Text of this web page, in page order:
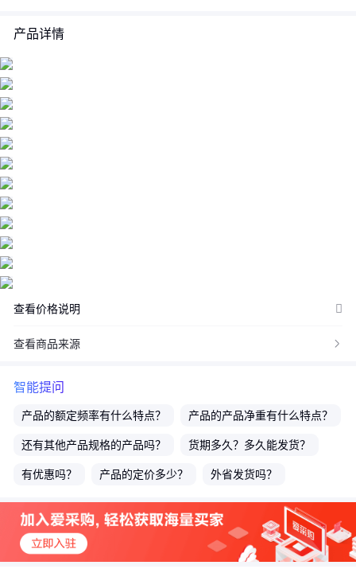
产品详情
查看价格说明
询商家。
查看商品来源 
智能提问
产品的额定频率有什么特点？ 产品的产品净重有什么特点？
还有其他产品规格的产品吗？ 货期多久？多久能发货？
有优惠吗？ 产品的定价多少？ 外省发货吗？
主营业务有哪些？ 产品的额定功率有什么特点？
还有其他额定电压